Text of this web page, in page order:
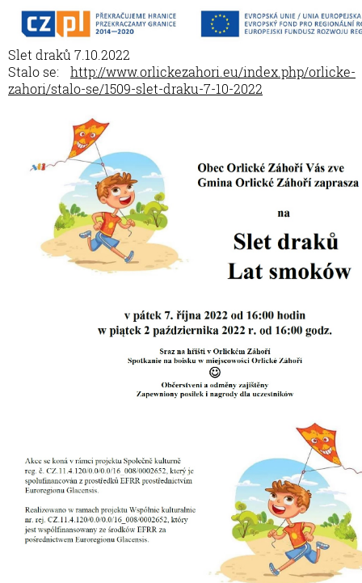
Slet draků 7.10.2022
Stalo se:
http://www.orlickezahori.eu/index.php/orlicke-
zahori/stalo-se/1509-slet-draku-7-10-2022